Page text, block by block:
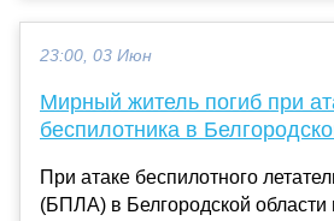
23:00, 03 Июн
Мирный житель погиб при
беспилотника в
При атаке беспилотного
(БПЛА) в Белгородской